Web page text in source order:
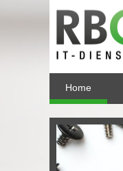
Home